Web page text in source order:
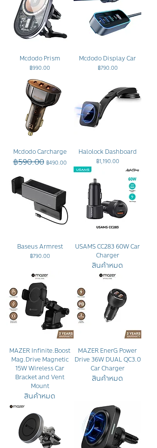
Mcdodo Prism
ราคา
฿990.00
Mcdodo Display Car
ราคา
฿790.00
Mcdodo Carcharge
ราคาปกติ
฿590.00 ราคาขายลด
฿490.00
Halolock Dashboard
ราคา
฿1,190.00
Baseus Armrest
ราคา
฿790.00
USAMS CC283 60W Car
Charger
สินค้าหมด
MAZER Infinite.Boost
Mag.Drive Magnetic
15W Wireless Car
Bracket and Vent
Mount
สินค้าหมด
MAZER EnerG Power
Drive 36W DUAL QC3.0
Car Charger
สินค้าหมด